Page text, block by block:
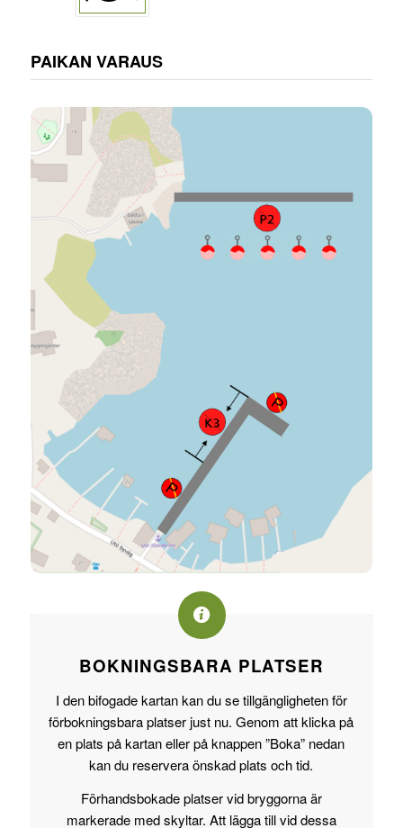
PAIKAN VARAUS
BOKNINGSBARA PLATSER
I den bifogade kartan kan du se tillgängligheten för
förbokningsbara platser just nu. Genom att klicka på
en plats på kartan eller på knappen ”Boka” nedan
kan du reservera önskad plats och tid.
Förhandsbokade platser vid bryggorna är
markerade med skyltar. Att lägga till vid dessa